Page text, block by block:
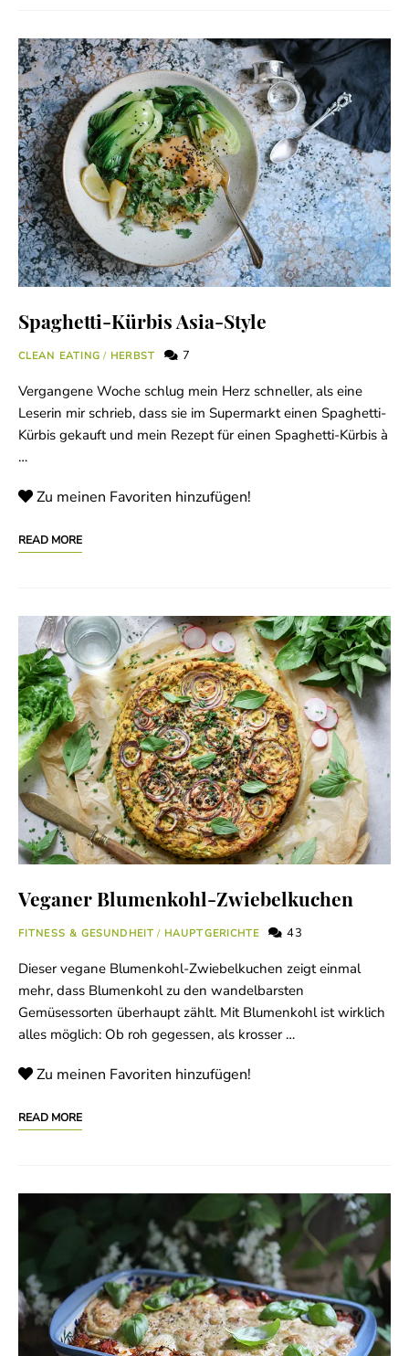
Spaghetti-Kürbis Asia-Style
CLEAN EATING / HERBST 7
Vergangene Woche schlug mein Herz schneller, als eine
Leserin mir schrieb, dass sie im Supermarkt einen Spaghetti-
Kürbis gekauft und mein Rezept für einen Spaghetti-Kürbis à
…
Zu meinen Favoriten hinzufügen!
READ MORE
Veganer Blumenkohl-Zwiebelkuchen
FITNESS & GESUNDHEIT / HAUPTGERICHTE 43
Dieser vegane Blumenkohl-Zwiebelkuchen zeigt einmal
mehr, dass Blumenkohl zu den wandelbarsten
Gemüsessorten überhaupt zählt. Mit Blumenkohl ist wirklich
alles möglich: Ob roh gegessen, als krosser …
Zu meinen Favoriten hinzufügen!
READ MORE